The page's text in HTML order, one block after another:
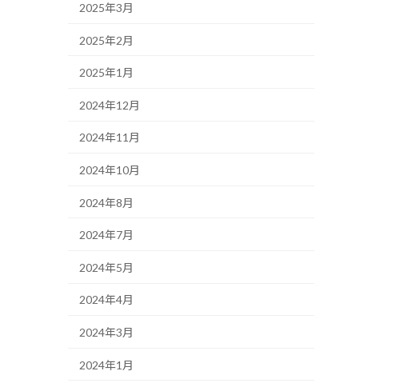
2025年3月
2025年2月
2025年1月
2024年12月
2024年11月
2024年10月
2024年8月
2024年7月
2024年5月
2024年4月
2024年3月
2024年1月